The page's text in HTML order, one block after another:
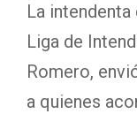
La
Liga de
Romero,
a quienes